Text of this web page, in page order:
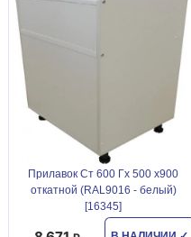
Прилавок Ст 600 Гх 500 х900
откатной (RAL9016 - белый)
[16345]